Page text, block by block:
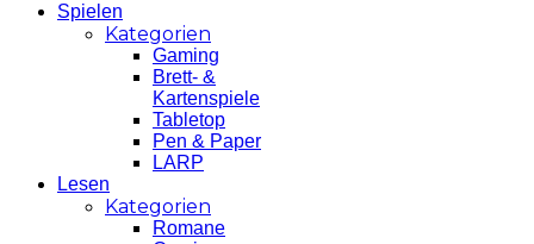
Spielen
Kategorien
Gaming
Brett- &
Kartenspiele
Tabletop
Pen & Paper
LARP
Lesen
Kategorien
Romane